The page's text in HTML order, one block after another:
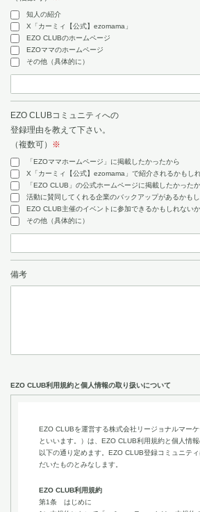
知人の紹介
X「カーミィ【公式】ezomama」
EZO CLUBのホームページ
EZOママのホームページ
その他（具体的に）
EZO CLUBコミュニティへの
登録理由を教えて下さい。
（複数可） ※
「EZOママホームページ」に掲載したかったから
X「カーミィ【公式】ezomama」で紹介されるかもし
「EZO CLUB」の公式ホームページに掲載したかった
活動に賛同してくれる企業のバックアップがあるかも
EZO CLUB主催のイベントに参加できるかもしれない
その他（具体的に）
備考
EZO CLUB利用規約と個人情報の取り扱いについて
EZO CLUBを運営する株式会社リージョナルマー
といいます。）は、EZO CLUB利用規約と個人情報
以下の通り定めます。EZO CLUB登録コミュニテ
だいたものとみなします。
EZO CLUB利用規約
第1条 はじめに